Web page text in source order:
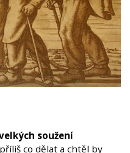
soužení
co dělat a chtěl by